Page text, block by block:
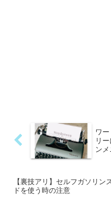
ワ
リ
ン
【裏技アリ】セルフガソリン
ドを使う時の注意